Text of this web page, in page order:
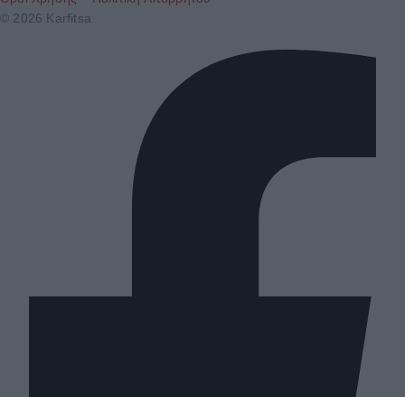
© 2026 Karfitsa